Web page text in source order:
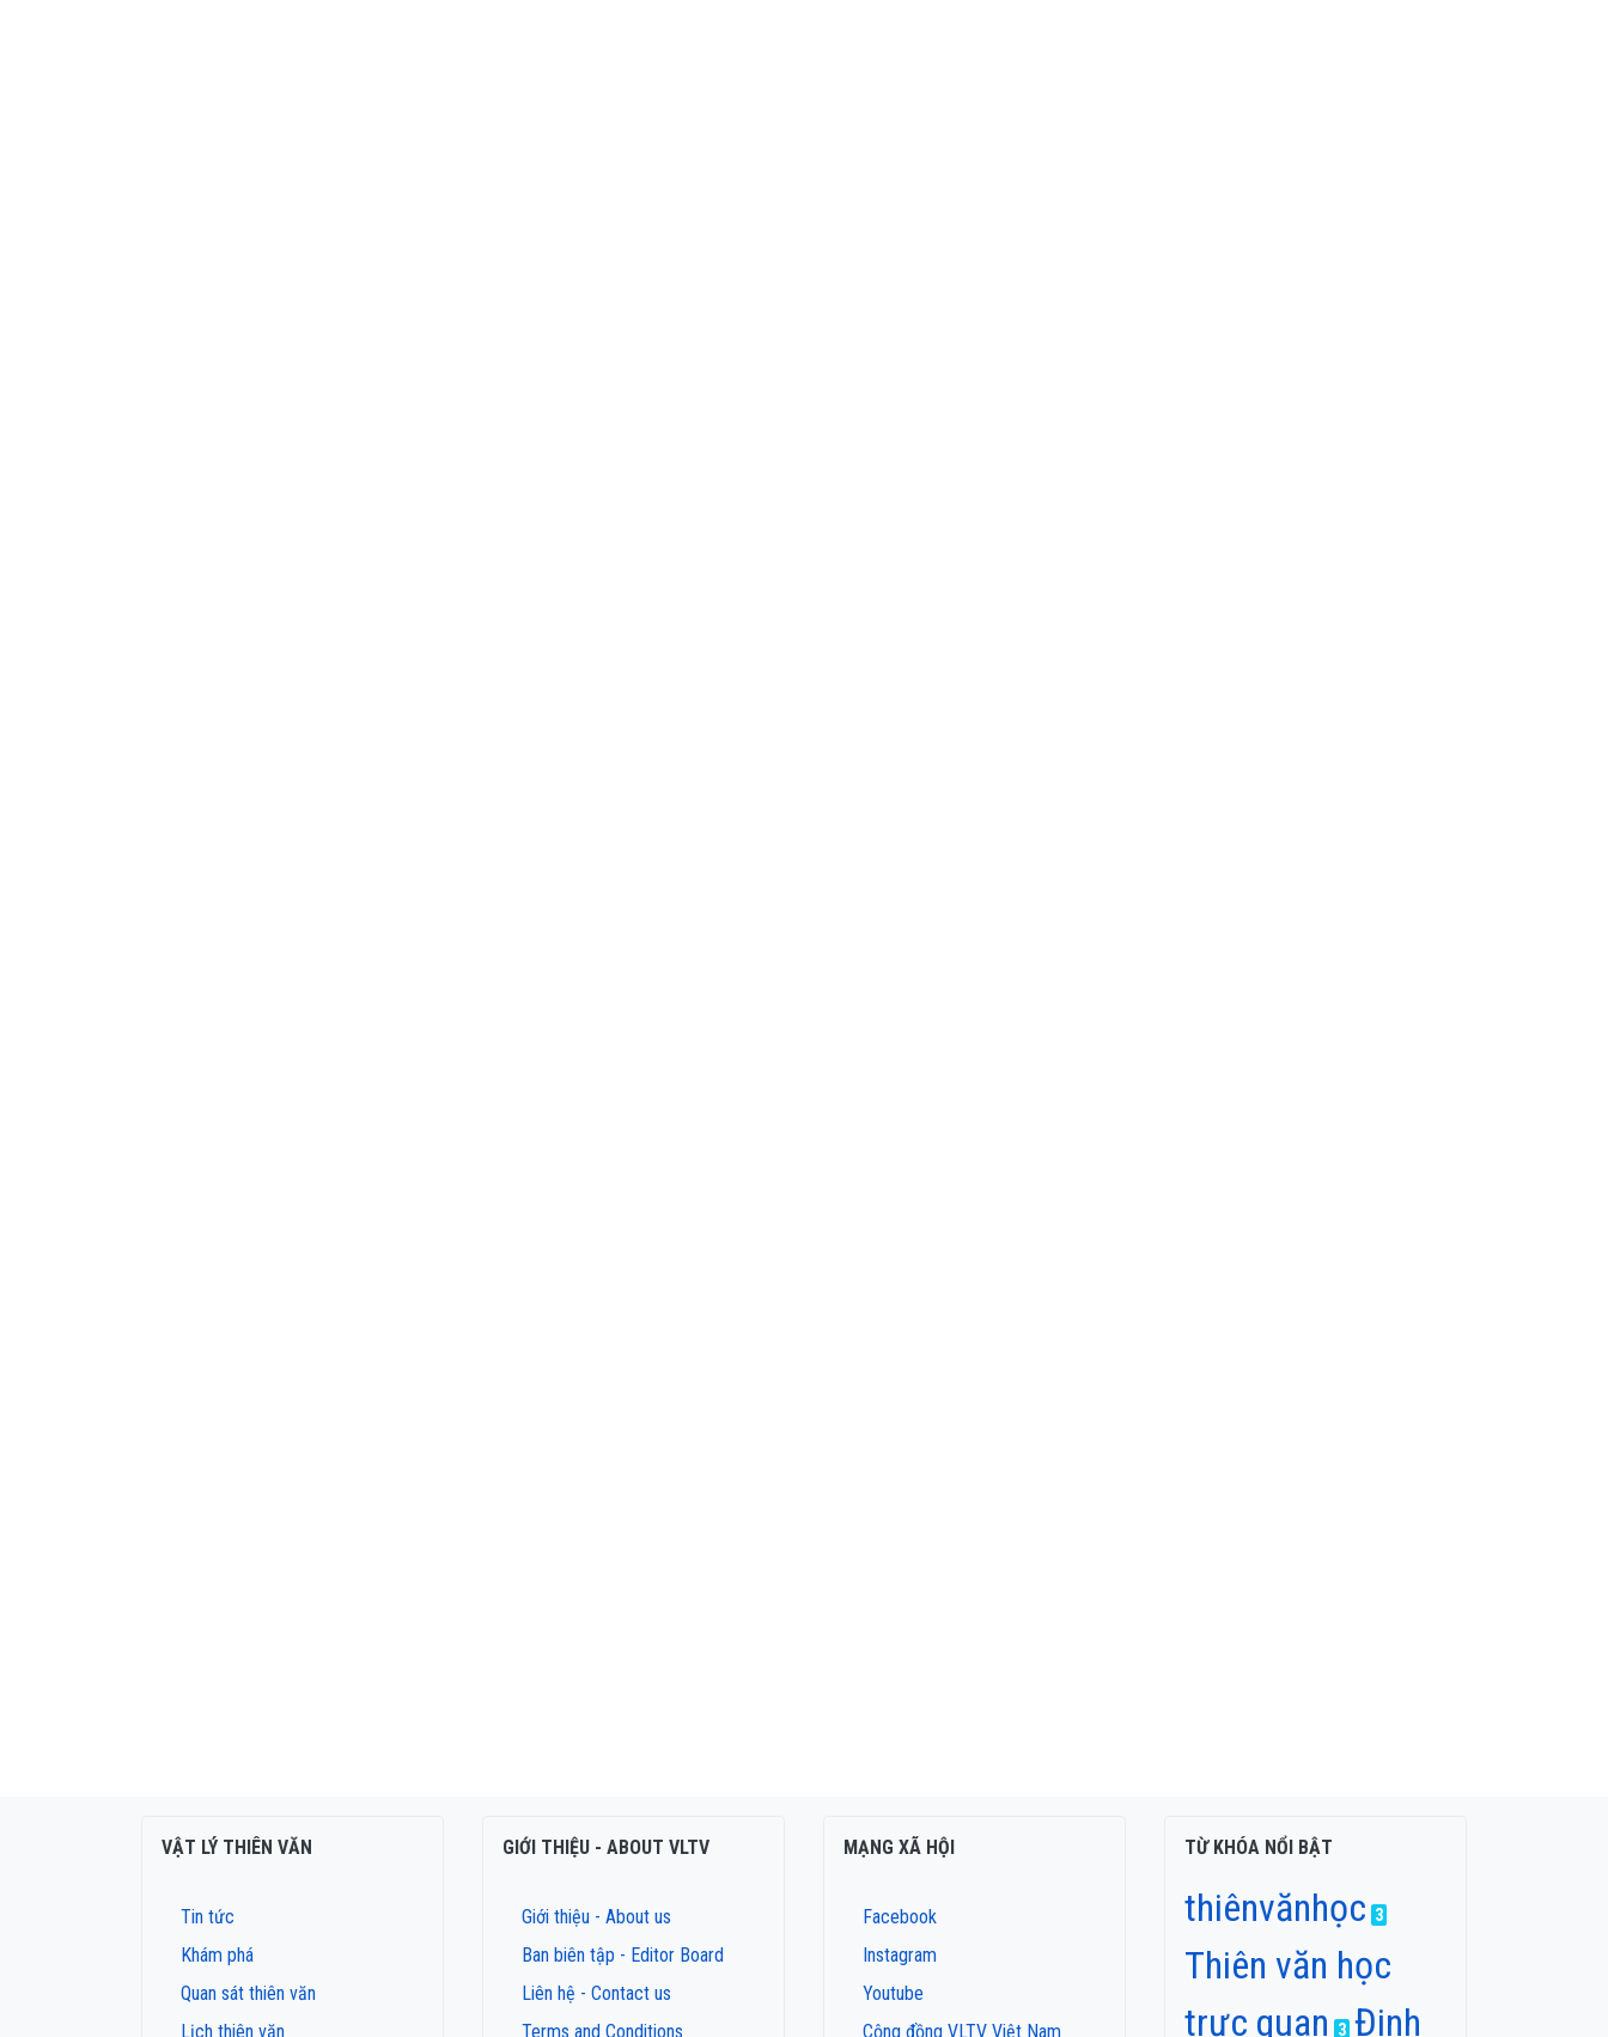
VẬT LÝ THIÊN VĂN
Tin tức
Khám phá
Quan sát thiên văn
Lịch thiên văn
GIỚI THIỆU - ABOUT VLTV
Giới thiệu - About us
Ban biên tập - Editor Board
Liên hệ - Contact us
Terms and Conditions
MẠNG XÃ HỘI
Facebook
Instagram
Youtube
Cộng đồng VLTV Việt Nam
TỪ KHÓA NỔI BẬT
thiênvănhọc 3
Thiên văn học
trực quan
3 Đinh